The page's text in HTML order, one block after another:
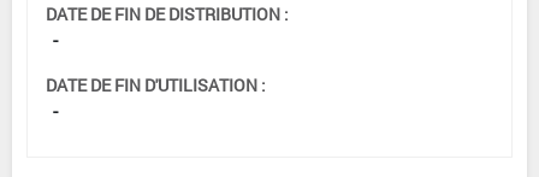
DATE DE FIN DE DISTRIBUTION :
-
DATE DE FIN D'UTILISATION :
-